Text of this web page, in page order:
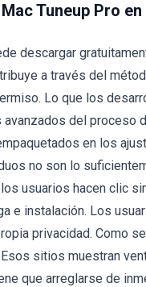
Tuneup Pro
descargar
a través del
Lo que los
del proceso
en los
no son lo
usuarios hacen clic
e instalación. Los
privacidad. Como
sitios muestran
que arreglarse de